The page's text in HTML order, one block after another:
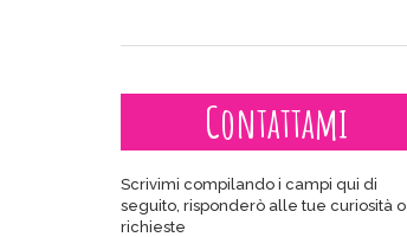
Contattami
Scrivimi compilando i campi qui di
seguito, risponderò alle tue curiosità o
richieste